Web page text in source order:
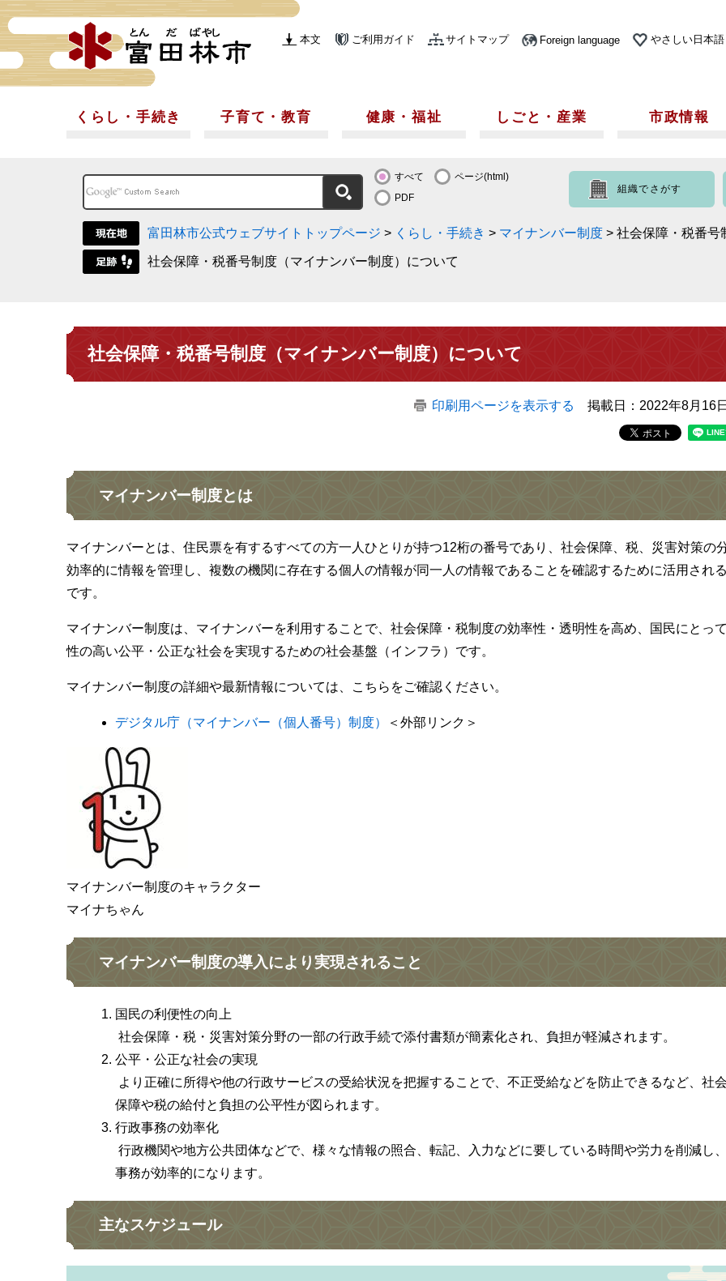
本文 ご利用ガイド サイトマップ Foreign language やさしい日本語
くらし・手続き 子育て・教育 健康・福祉 しごと・産業 市政情報
すべて
ページ(html)
PDF
組織でさがす
富田林市公式ウェブサイトトップページ > くらし・手続き > マイナンバー制度 > 社会保障・税番号
社会保障・税番号制度（マイナンバー制度）について
社会保障・税番号制度（マイナンバー制度）について
印刷用ページを表示する 掲載日：2022年8月16
マイナンバー制度とは
マイナンバーとは、住民票を有するすべての方一人ひとりが持つ12桁の番号であり、社会保障、税、災害対策の
効率的に情報を管理し、複数の機関に存在する個人の情報が同一人の情報であることを確認するために活用され
です。
マイナンバー制度は、マイナンバーを利用することで、社会保障・税制度の効率性・透明性を高め、国民にとっ
性の高い公平・公正な社会を実現するための社会基盤（インフラ）です。
マイナンバー制度の詳細や最新情報については、こちらをご確認ください。
デジタル庁（マイナンバー（個人番号）制度） ＜外部リンク＞
マイナンバー制度のキャラクター
マイナちゃん
マイナンバー制度の導入により実現されること
国民の利便性の向上
社会保障・税・災害対策分野の一部の行政手続で添付書類が簡素化され、負担が軽減されます。
公平・公正な社会の実現
より正確に所得や他の行政サービスの受給状況を把握することで、不正受給などを防止できるなど、社
保障や税の給付と負担の公平性が図られます。
行政事務の効率化
行政機関や地方公共団体などで、様々な情報の照合、転記、入力などに要している時間や労力を削減し
事務が効率的になります。
主なスケジュール